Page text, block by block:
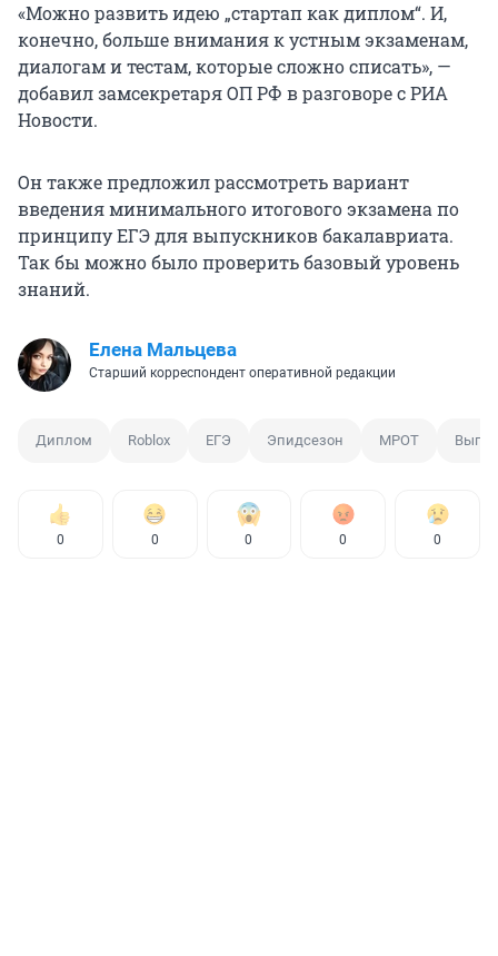
«Можно развить идею „стартап как диплом“. И,
конечно, больше внимания к устным экзаменам,
диалогам и тестам, которые сложно списать», —
добавил замсекретаря ОП РФ в разговоре с РИА
Новости.
Он также предложил рассмотреть вариант
введения минимального итогового экзамена по
принципу ЕГЭ для выпускников бакалавриата.
Так бы можно было проверить базовый уровень
знаний.
Елена Мальцева
Старший корреспондент оперативной редакции
Диплом Roblox ЕГЭ Эпидсезон МРОТ
0 0 0 0 0